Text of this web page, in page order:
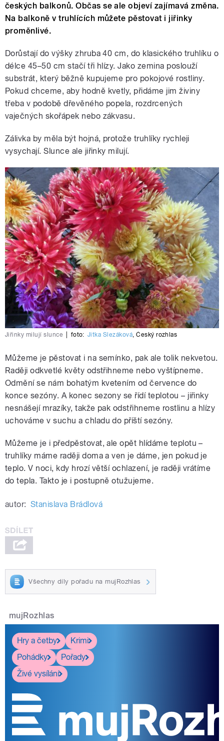
českých balkonů. Občas se ale objeví zajímavá změna.
Na balkoně v truhlících můžete pěstovat i jiřinky
proměnlivé.
Dorůstají do výšky zhruba 40 cm, do klasického truhlíku o
délce 45–50 cm stačí tři hlízy. Jako zemina poslouží
substrát, který běžně kupujeme pro pokojové rostliny.
Pokud chceme, aby hodně kvetly, přidáme jim živiny
třeba v podobě dřevěného popela, rozdrcených
vaječných skořápek nebo zákvasu.
Zálivka by měla být hojná, protože truhlíky rychleji
vysychají. Slunce ale jiřinky milují.
Jiřinky milují slunce foto: Jitka Slezáková,Český rozhlas
Můžeme je pěstovat i na semínko, pak ale tolik nekvetou.
Raději odkvetlé květy odstřihneme nebo vyštípneme.
Odmění se nám bohatým kvetením od července do
konce sezóny. A konec sezony se řídí teplotou – jiřinky
nesnášejí mrazíky, takže pak odstřihneme rostlinu a hlízy
uchováme v suchu a chladu do příští sezóny.
Můžeme je i předpěstovat, ale opět hlídáme teplotu –
truhlíky máme raději doma a ven je dáme, jen pokud je
teplo. V noci, kdy hrozí větší ochlazení, je raději vrátíme
do tepla. Takto je i postupně otužujeme.
autor: Stanislava Brádlová
Všechny díly pořadu na mujRozhlas
mujRozhlas
Hry a četby
Krimi
Pohádky
Pořady
Živé vysílání